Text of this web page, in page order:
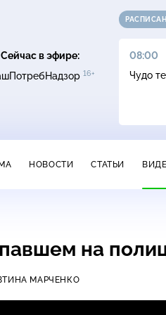
Сейчас в эфире:
16+
Победы 16+
08:00
Чудо
НОВОСТИ СТАТЬИ
на
МАРЧЕНКО